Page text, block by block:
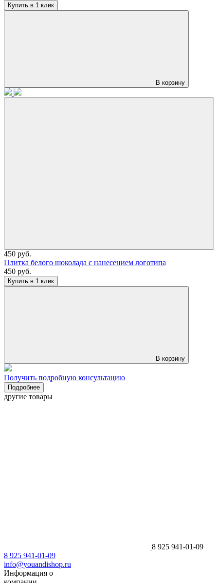
Купить в 1 клик
В корзину
450 руб.
Плитка белого шоколада с нанесением логотипа
450 руб.
Купить в 1 клик
В корзину
Получить подробную консультацию
Подробнее
другие товары
8 925 941-01-09
8 925 941-01-09
info@youandishop.ru
Информация о